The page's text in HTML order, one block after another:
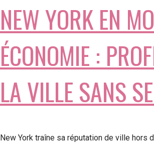
NEW YORK EN
ÉCONOMIE :
LA VILLE SANS
New York traîne sa réputation de ville hors